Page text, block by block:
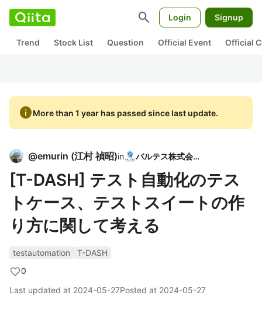
search Login Signup
Trend Stock List Question Official Event Official
infoMore than 1 year has passed since last update.
@emurin (江村 禎昭)in バルテス株式会社
[T-DASH] テスト自動化のテス
トケース、テストスイートの作
り方に関して考える
testautomation
T-DASH
0
Last updated at 2024-05-27Posted at 2024-05-27